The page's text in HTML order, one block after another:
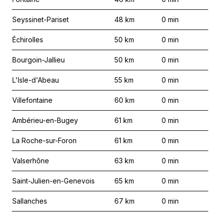
Seyssinet-Pariset 48 km 0 min
Échirolles 50 km 0 min
Bourgoin-Jallieu 50 km 0 min
L'Isle-d'Abeau 55 km 0 min
Villefontaine 60 km 0 min
Ambérieu-en-Bugey 61 km 0 min
La Roche-sur-Foron 61 km 0 min
Valserhône 63 km 0 min
Saint-Julien-en-Genevois 65 km 0 min
Sallanches 67 km 0 min